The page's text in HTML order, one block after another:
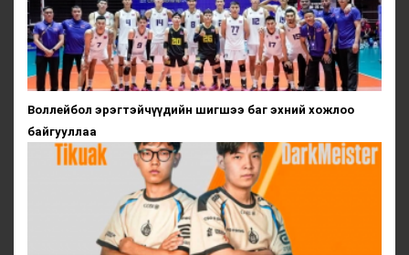
Воллейбол эрэгтэйчүүдийн шигшээ баг эхний хожлоо
байгууллаа